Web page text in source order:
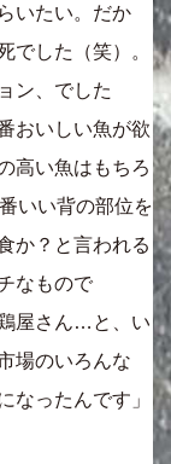
いたい。だか
でした（笑）。
ン、でした
おいしい魚が欲
高い魚はもちろ
いい背の部位を
か？と言われる
なもので
屋さん…と、い
場のいろんな
なったんです」